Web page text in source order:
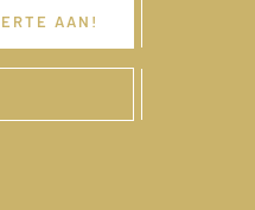
AAN!